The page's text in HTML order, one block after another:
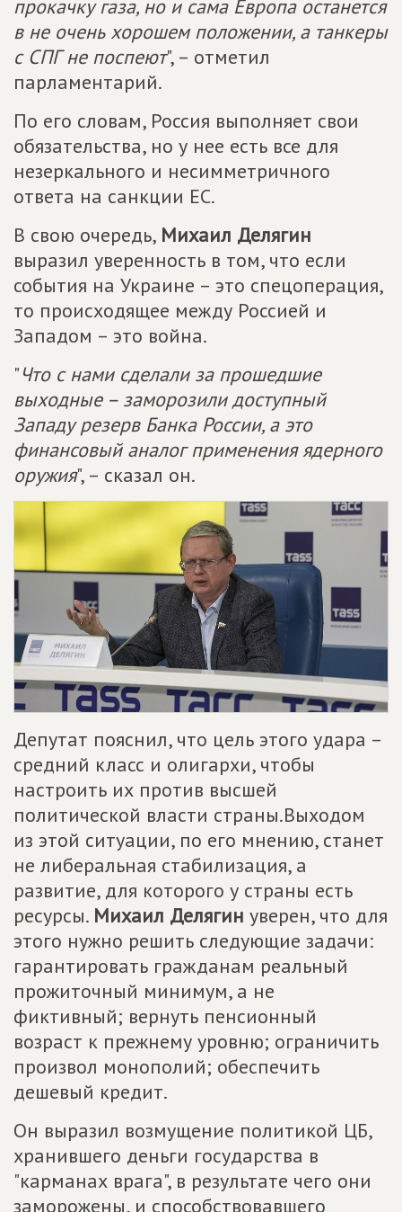
прокачку газа, но и сама Европа останется
в не очень хорошем положении, а танкеры
с СПГ не поспеют", – отметил
парламентарий.
По его словам, Россия выполняет свои
обязательства, но у нее есть все для
незеркального и несимметричного
ответа на санкции ЕС.
В свою очередь, Михаил Делягин
выразил уверенность в том, что если
события на Украине – это спецоперация,
то происходящее между Россией и
Западом – это война.
"Что с нами сделали за прошедшие
выходные – заморозили доступный
Западу резерв Банка России, а это
финансовый аналог применения ядерного
оружия", – сказал он.
Депутат пояснил, что цель этого удара –
средний класс и олигархи, чтобы
настроить их против высшей
политической власти страны.Выходом
из этой ситуации, по его мнению, станет
не либеральная стабилизация, а
развитие, для которого у страны есть
ресурсы. Михаил Делягин уверен, что для
этого нужно решить следующие задачи:
гарантировать гражданам реальный
прожиточный минимум, а не
фиктивный; вернуть пенсионный
возраст к прежнему уровню; ограничить
произвол монополий; обеспечить
дешевый кредит.
Он выразил возмущение политикой ЦБ,
хранившего деньги государства в
"карманах врага", в результате чего они
заморожены, и способствовавшего